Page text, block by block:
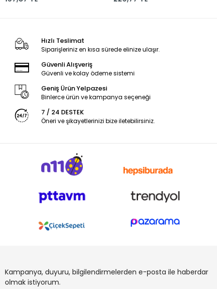
Hızlı Teslimat
Siparişleriniz en kısa sürede elinize ulaşır.
Güvenli Alışveriş
Güvenli ve kolay ödeme sistemi
Geniş Ürün Yelpazesi
Binlerce ürün ve kampanya seçeneği
7 / 24 DESTEK
Öneri ve şikayetlerinizi bize iletebilirsiniz.
Kampanya, duyuru, bilgilendirmelerden e-posta ile haberdar
olmak istiyorum.